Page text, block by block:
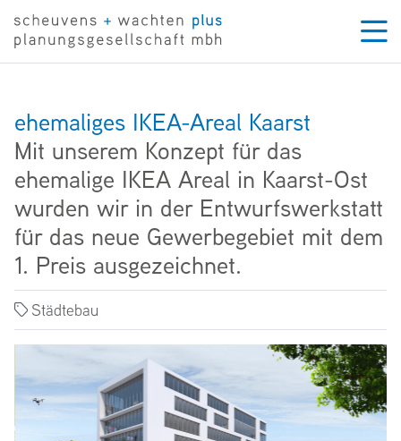
ehemaliges IKEA-Areal Kaarst
Mit unserem Konzept für das
ehemalige IKEA Areal in Kaarst-Ost
wurden wir in der Entwurfswerkstatt
für das neue Gewerbegebiet mit dem
1. Preis ausgezeichnet.
Städtebau